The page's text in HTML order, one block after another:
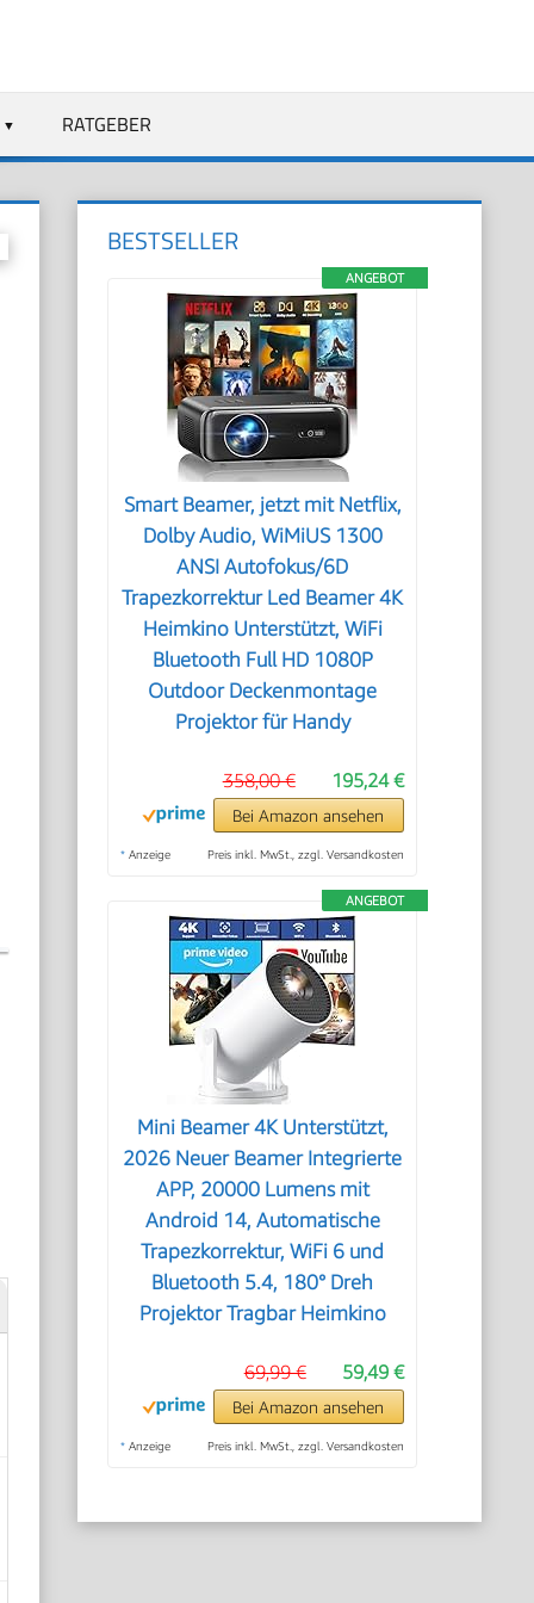
RATGEBER
BESTSELLER
ANGEBOT
Smart Beamer, jetzt mit Netflix,
Dolby Audio, WiMiUS 1300
ANSI Autofokus/6D
Trapezkorrektur Led Beamer 4K
Heimkino Unterstützt, WiFi
Bluetooth Full HD 1080P
Outdoor Deckenmontage
Projektor für Handy
195,24 €
358,00 €
Bei Amazon ansehen
* Anzeige Preis inkl. MwSt., zzgl. Versandkosten
ANGEBOT
Mini Beamer 4K Unterstützt,
2026 Neuer Beamer Integrierte
APP, 20000 Lumens mit
Android 14, Automatische
Trapezkorrektur, WiFi 6 und
Bluetooth 5.4, 180° Dreh
Projektor Tragbar Heimkino
59,49 €
69,99 €
Bei Amazon ansehen
* Anzeige Preis inkl. MwSt., zzgl. Versandkosten